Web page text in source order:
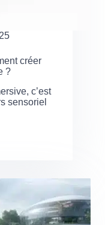
créer
?
c’est
sensoriel